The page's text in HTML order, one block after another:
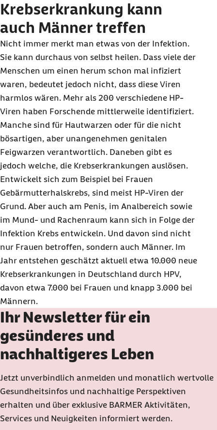
Krebserkrankung kann
auch Männer treffen
Nicht immer merkt man etwas von der Infektion.
Sie kann durchaus von selbst heilen. Dass viele der
Menschen um einen herum schon mal infiziert
waren, bedeutet jedoch nicht, dass diese Viren
harmlos wären. Mehr als 200 verschiedene HP-
Viren haben Forschende mittlerweile identifiziert.
Manche sind für Hautwarzen oder für die nicht
bösartigen, aber unangenehmen genitalen
Feigwarzen verantwortlich. Daneben gibt es
jedoch welche, die Krebserkrankungen auslösen.
Entwickelt sich zum Beispiel bei Frauen
Gebärmutterhalskrebs, sind meist HP-Viren der
Grund. Aber auch am Penis, im Analbereich sowie
im Mund- und Rachenraum kann sich in Folge der
Infektion Krebs entwickeln. Und davon sind nicht
nur Frauen betroffen, sondern auch Männer. Im
Jahr entstehen geschätzt aktuell etwa 10.000 neue
Krebserkrankungen in Deutschland durch HPV,
davon etwa 7.000 bei Frauen und knapp 3.000 bei
Männern.
Ihr Newsletter für ein
gesünderes und
nachhaltigeres Leben
Jetzt unverbindlich anmelden und monatlich wertvolle
Gesundheitsinfos und nachhaltige Perspektiven
erhalten und über exklusive BARMER Aktivitäten,
Services und Neuigkeiten informiert werden.